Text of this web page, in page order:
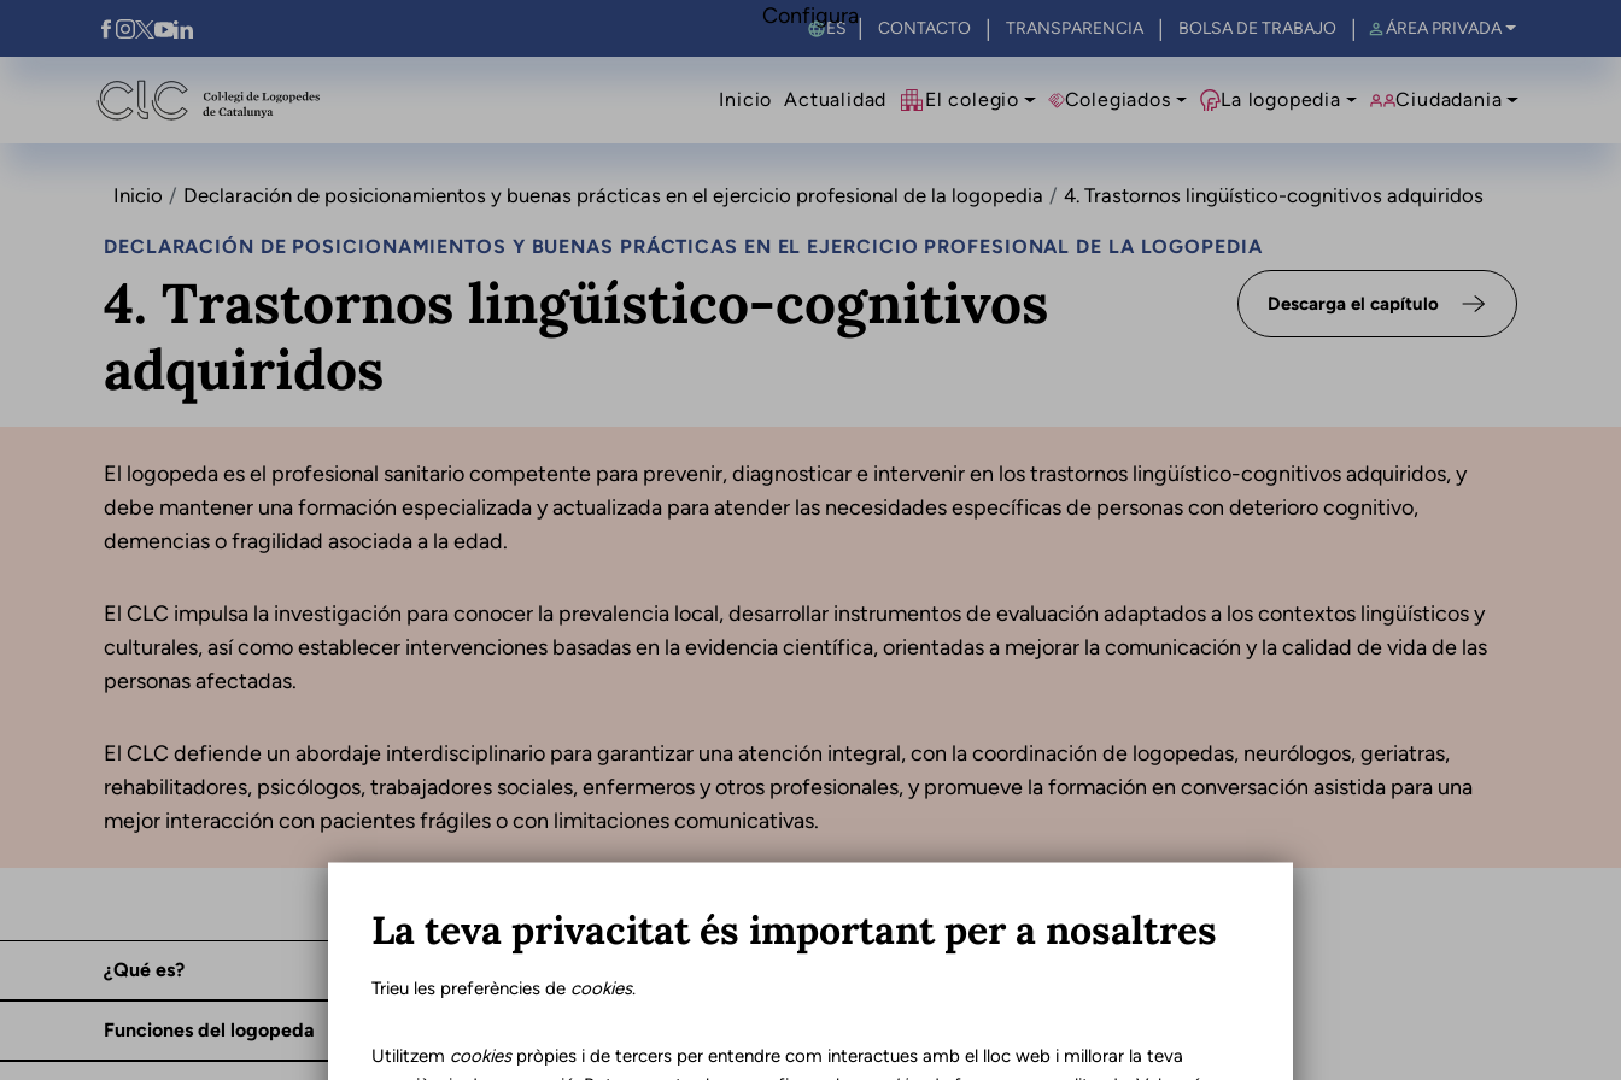
Pasar al contenido principal
Xarxes Socials Select your language
CONTACTO TRANSPARENCIA BOLSA DE TRABAJO ÁREA PRIVADA
Navegació principal
Inicio Actualidad El colegio Colegiados La logopedia Ciudadania
Inicio Declaración de posicionamientos y buenas prácticas en el ejercicio profesional de la logopedia 4. Trastornos lingüístico-cognitivos adquiridos
DECLARACIÓN DE POSICIONAMIENTOS Y BUENAS PRÁCTICAS EN EL EJERCICIO PROFESIONAL DE LA LOGOPEDIA
4. Trastornos lingüístico-cognitivos
adquiridos
Descarga el capítulo
El logopeda es el profesional sanitario competente para prevenir, diagnosticar e intervenir en los trastornos lingüístico-cognitivos adquiridos, y
debe mantener una formación especializada y actualizada para atender las necesidades específicas de personas con deterioro cognitivo,
demencias o fragilidad asociada a la edad.
El CLC impulsa la investigación para conocer la prevalencia local, desarrollar instrumentos de evaluación adaptados a los contextos lingüísticos y
culturales, así como establecer intervenciones basadas en la evidencia científica, orientadas a mejorar la comunicación y la calidad de vida de las
personas afectadas.
El CLC defiende un abordaje interdisciplinario para garantizar una atención integral, con la coordinación de logopedas, neurólogos, geriatras,
rehabilitadores, psicólogos, trabajadores sociales, enfermeros y otros profesionales, y promueve la formación en conversación asistida para una
mejor interacción con pacientes frágiles o con limitaciones comunicativas.
¿Qué es?
Funciones del logopeda
Configura
La teva privacitat és important per a nosaltres
Trieu les preferències de cookies.
Utilitzem cookiespròpies i de tercers per entendre com interactues amb el lloc web i millorar la teva